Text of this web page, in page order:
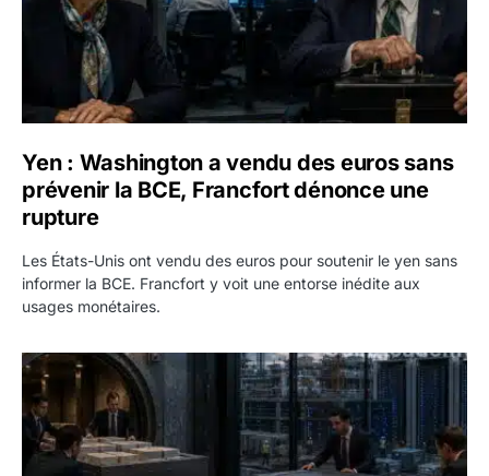
Yen : Washington a vendu des euros sans
prévenir la BCE, Francfort dénonce une
rupture
Les États-Unis ont vendu des euros pour soutenir le yen sans
informer la BCE. Francfort y voit une entorse inédite aux
usages monétaires.
Jane Street négocie le transfert de 11 milliards de